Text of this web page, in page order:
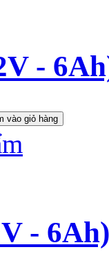
-
- 6Ah)